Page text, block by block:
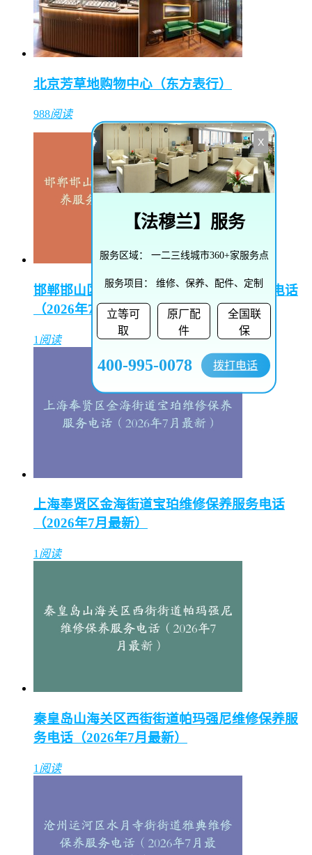
北京芳草地购物中心（东方表行）
988阅读
邯郸邯山区陵园路街道播威维修保养服务电话
（2026年7月最新）
1 阅读
上海奉贤区金海街道宝珀维修保养服务电话
（2026年7月最新）
1 阅读
秦皇岛山海关区西街街道帕玛强尼维修保养服
务电话（2026年7月最新）
1 阅读
X
【法穆兰】服务
服务区域： 一二三线城市360+家服务点
服务项目： 维修、保养、配件、定制
立等可
取
原厂配
件
全国联
保
400-995-0078 拨打电话